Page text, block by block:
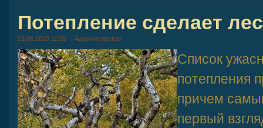
Потепление сделает
15.06.2015 11:55 Администратор
Список
потепления
причем
первый